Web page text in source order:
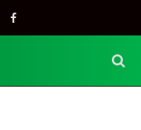
Facebook